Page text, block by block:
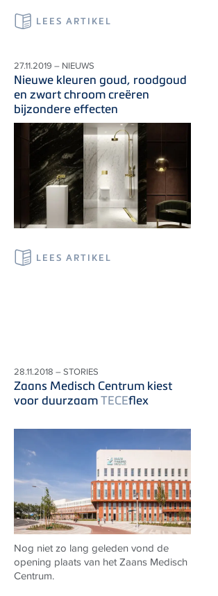
LEES ARTIKEL
27.11.2019 – NIEUWS
Nieuwe kleuren goud, roodgoud
en zwart chroom creëren
bijzondere effecten
LEES ARTIKEL
28.11.2018 – STORIES
Zaans Medisch Centrum kiest
voor duurzaamTECEflex
Nog niet zo lang geleden vond de
opening plaats van het Zaans Medisch
Centrum.